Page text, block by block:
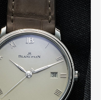
Lifestyle
Magazine
About